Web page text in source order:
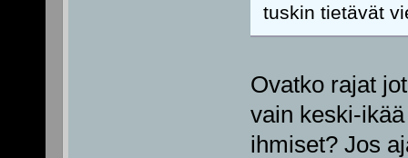
tuskin tietävät
Ovatko rajat
vain keski-
ihmiset? Jos